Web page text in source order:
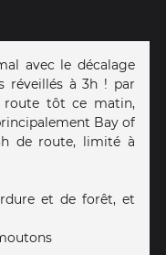
avec le décalage
réveillés à 3h ! par
route tôt ce matin,
Bay of
de route, limité à
et de forêt, et